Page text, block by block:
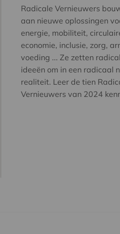
Radicale Vernieuwers
aan nieuwe oplossingen
energie, mobiliteit,
economie, inclusie, zorg,
voeding ... Ze zetten
ideeën om in een radicaal
realiteit. Leer de tien
Vernieuwers van 2024